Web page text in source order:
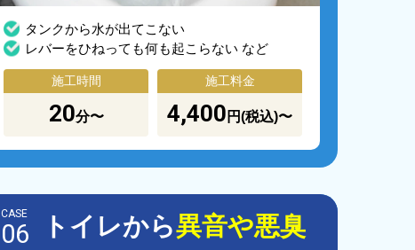
タンクから水が出てこない
レバーをひねっても何も起こらない など
施工時間
20分〜
施工料金
4,400 円(税込)〜
CASE
06 トイレから異音や悪臭